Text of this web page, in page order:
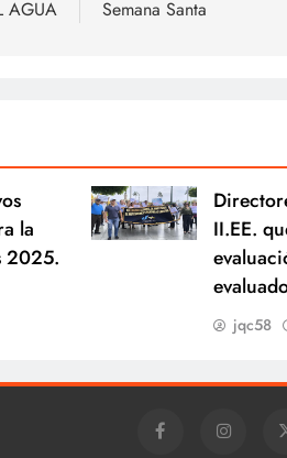
AGUA
Semana Santa
la
2025.
II.EE.
jqc58